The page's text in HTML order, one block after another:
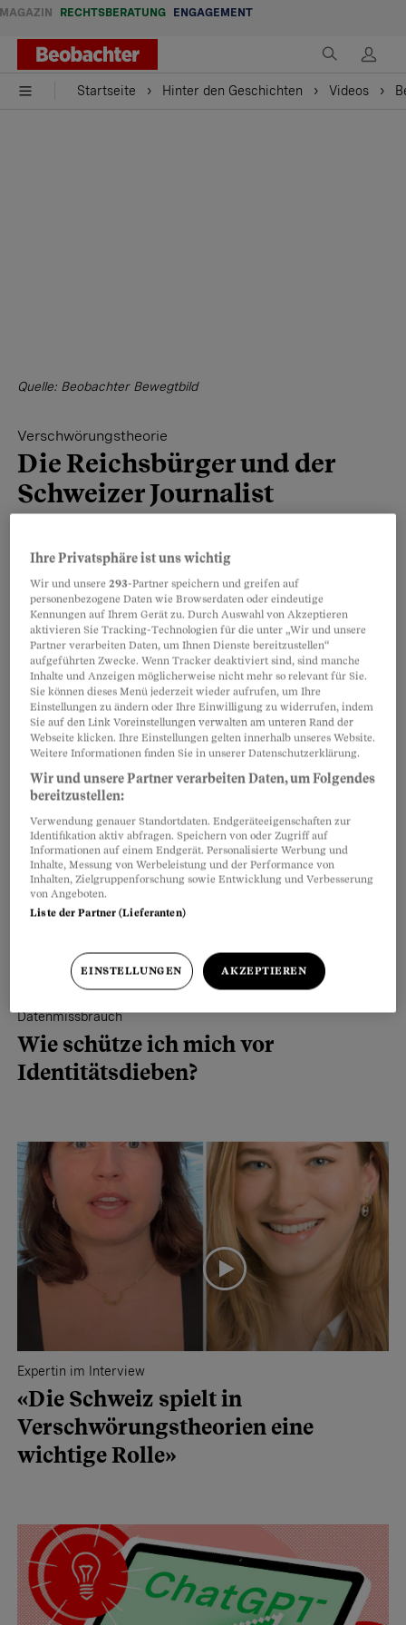
MAGAZIN RECHTSBERATUNG ENGAGEMENT
Startseite Hinter den Geschichten Videos
Quelle: Beobachter Bewegtbild
Verschwörungstheorie
Die Reichsbürger und der
Schweizer Journalist
Zeitung» pflegte Kontakt zu deutschen
Reichsbürgern, die einen Umsturz planten.
Die Rekonstruktion einer grossen
Verschwörung.
Teilen Merken
Artikel teilen
Weitere Videos
Datenmissbrauch
Wie schütze ich mich vor
Identitätsdieben?
Expertin im Interview
«Die Schweiz spielt in
Verschwörungstheorien eine
wichtige Rolle»
Ihre Privatsphäre ist uns wichtig
Wir und unsere293-Partner speichern und greifen auf
personenbezogene Daten wie Browserdaten oder eindeutige
Kennungen auf Ihrem Gerät zu. Durch Auswahl von Akzeptieren
aktivieren Sie Tracking-Technologien für die unter „Wir und unsere
Partner verarbeiten Daten, um Ihnen Dienste bereitzustellen“
aufgeführten Zwecke. Wenn Tracker deaktiviert sind, sind manche
Inhalte und Anzeigen möglicherweise nicht mehr so relevant für Sie.
Sie können dieses Menü jederzeit wieder aufrufen, um Ihre
Einstellungen zu ändern oder Ihre Einwilligung zu widerrufen, indem
Sie auf den Link Voreinstellungen verwalten am unteren Rand der
Webseite klicken. Ihre Einstellungen gelten innerhalb unseres Website.
Weitere Informationen finden Sie in unserer Datenschutzerklärung.
Wir und unsere Partner verarbeiten Daten, um Folgendes
bereitzustellen:
Verwendung genauer Standortdaten. Endgeräteeigenschaften zur
Identifikation aktiv abfragen. Speichern von oder Zugriff auf
Informationen auf einem Endgerät. Personalisierte Werbung und
Inhalte, Messung von Werbeleistung und der Performance von
Inhalten, Zielgruppenforschung sowie Entwicklung und Verbesserung
von Angeboten.
Liste der Partner (Lieferanten)
EINSTELLUNGEN AKZEPTIEREN